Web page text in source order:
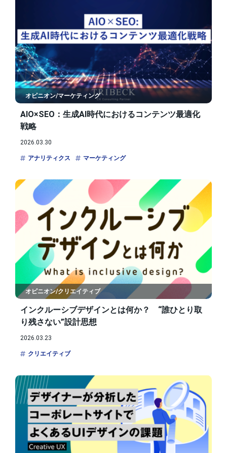
オピニオン/マーケティング
AIO×SEO：生成AI時代におけるコンテンツ最適化
戦略
2026.03.30
アナリティクス マーケティング
オピニオン/クリエイティブ
インクルーシブデザインとは何か？ “誰ひとり取
り残さない”設計思想
2026.03.23
クリエイティブ